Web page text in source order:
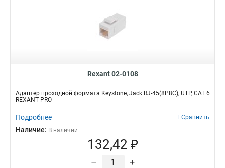
Rexant 02-0108
Адаптер проходной формата Keystone, Jack RJ-45(8P8C), UTP, CAT 6
REXANT PRO
Подробнее Сравнить
Наличие: В наличии
132,42 ₽
– +